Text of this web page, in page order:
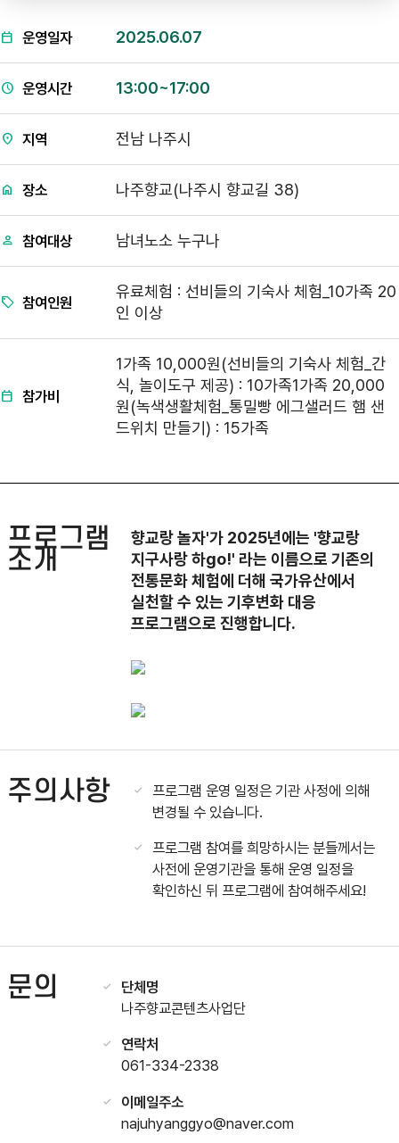
운영일자 2025.06.07
운영시간 13:00~17:00
지역 전남 나주시
장소 나주향교(나주시 향교길 38)
참여대상 남녀노소 누구나
참여인원
유료체험 : 선비들의 기숙사 체험_10가족 20
인 이상
참가비
1가족 10,000원(선비들의 기숙사 체험_간
식, 놀이도구 제공) : 10가족1가족 20,000
원(녹색생활체험_통밀빵 에그샐러드 햄 샌
드위치 만들기) : 15가족
프로그램
소개
향교랑 놀자'가 2025년에는 '향교랑
지구사랑 하go!' 라는 이름으로 기존의
전통문화 체험에 더해 국가유산에서
실천할 수 있는 기후변화 대응
프로그램으로 진행합니다.
주의사항
프로그램 운영 일정은 기관 사정에 의해
변경될 수 있습니다.
프로그램 참여를 희망하시는 분들께서는
사전에 운영기관을 통해 운영 일정을
확인하신 뒤 프로그램에 참여해주세요!
문의
단체명
나주향교콘텐츠사업단
연락처
061-334-2338
이메일주소
najuhyanggyo@naver.com